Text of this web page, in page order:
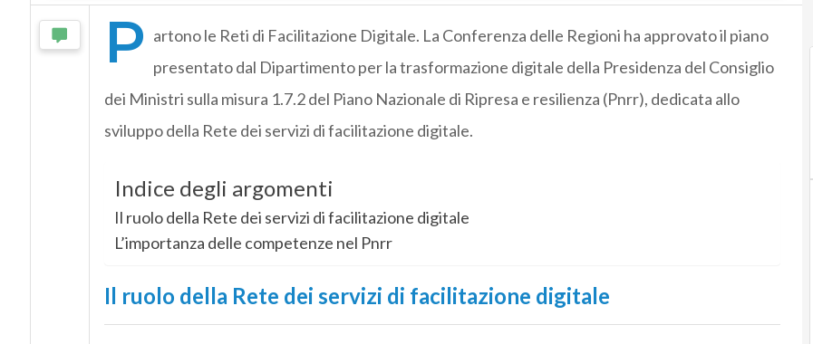
P artono le Reti di Facilitazione Digitale. La Conferenza delle Regioni ha approvato il piano
presentato dal Dipartimento per la trasformazione digitale della Presidenza del Consiglio
dei Ministri sulla misura 1.7.2 del Piano Nazionale di Ripresa e resilienza (Pnrr), dedicata allo
sviluppo della Rete dei servizi di facilitazione digitale.
Indice degli argomenti
Il ruolo della Rete dei servizi di facilitazione digitale
L’importanza delle competenze nel Pnrr
Il ruolo della Rete dei servizi di facilitazione digitale